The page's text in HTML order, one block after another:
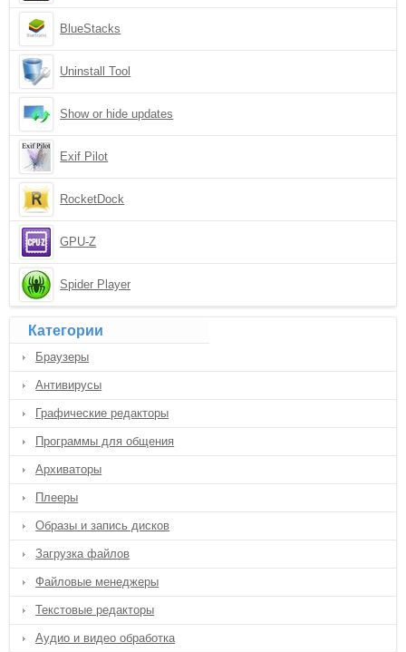
BlueStacks
Uninstall Tool
Show or hide updates
Exif Pilot
RocketDock
GPU-Z
Spider Player
Категории
Браузеры
Антивирусы
Графические редакторы
Программы для общения
Архиваторы
Плееры
Образы и запись дисков
Загрузка файлов
Файловые менеджеры
Текстовые редакторы
Аудио и видео обработка